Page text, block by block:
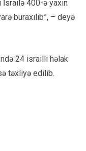
İsrailə 400-ə yaxın
buraxılıb”, – deyə
24 israilli həlak
təxliyə edilib.